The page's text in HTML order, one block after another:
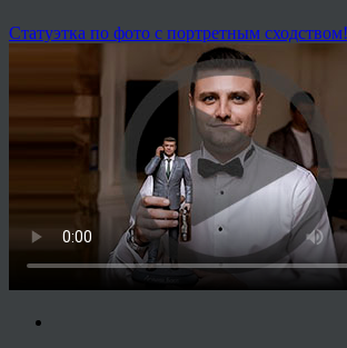
Статуэтка по фото с портретным сходством!